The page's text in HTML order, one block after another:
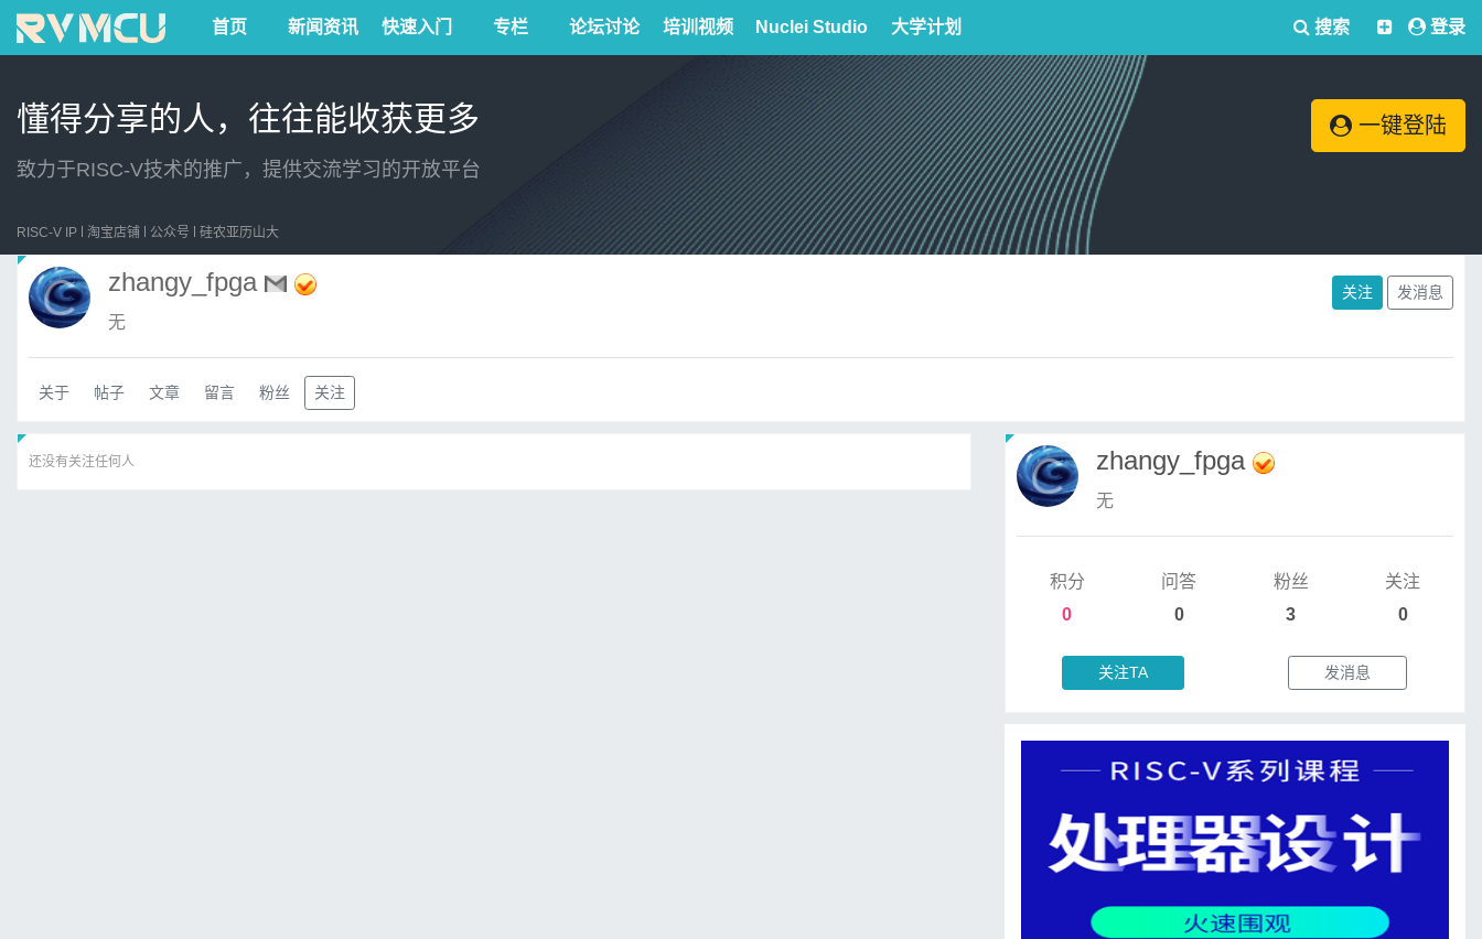
首页 新闻资讯 快速入门 专栏 论坛讨论 培训视频 Nuclei Studio 大学计划 搜索 登录
懂得分享的人，往往能收获更多
致力于RISC-V技术的推广，提供交流学习的开放平台
一键登陆
RISC-V IP 淘宝店铺 公众号 硅农亚历山大
zhangy_fpga
无
关注 发消息
关于 帖子 文章 留言 粉丝 关注
还没有关注任何人 zhangy_fpga
无
积分
0
问答
0
粉丝
3
关注
0
关注TA 发消息